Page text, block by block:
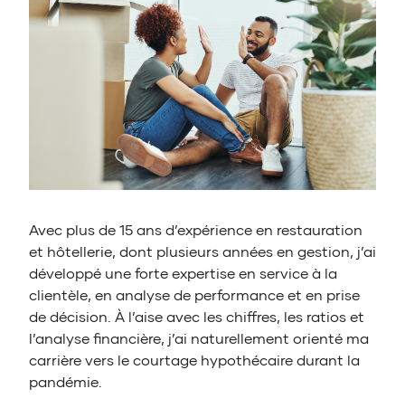
Avec plus de 15 ans d’expérience en restauration
et hôtellerie, dont plusieurs années en gestion, j’ai
développé une forte expertise en service à la
clientèle, en analyse de performance et en prise
de décision. À l’aise avec les chiffres, les ratios et
l’analyse financière, j’ai naturellement orienté ma
carrière vers le courtage hypothécaire durant la
pandémie.